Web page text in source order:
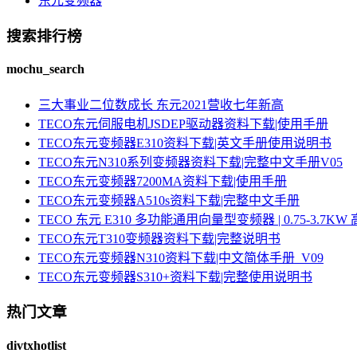
搜索排行榜
mochu_search
三大事业二位数成长 东元2021营收七年新高
TECO东元伺服电机JSDEP驱动器资料下载|使用手册
TECO东元变频器E310资料下载|英文手册使用说明书
TECO东元N310系列变频器资料下载|完整中文手册V05
TECO东元变频器7200MA资料下载|使用手册
TECO东元变频器A510s资料下载|完整中文手册
TECO 东元 E310 多功能通用向量型变频器 | 0.75-3.7KW
TECO东元T310变频器资料下载|完整说明书
TECO东元变频器N310资料下载|中文简体手册_V09
TECO东元变频器S310+资料下载|完整使用说明书
热门文章
divtxhotlist